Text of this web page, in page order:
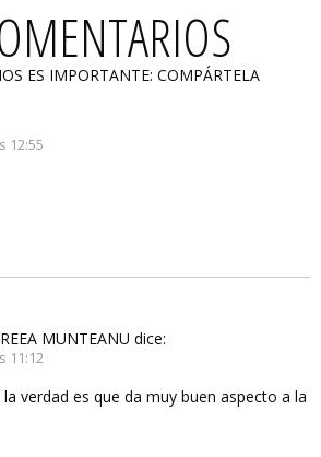
ES IMPORTANTE: COMPÁRTELA
12:55
MUNTEANU dice:
11:12
verdad es que da muy buen aspecto a la